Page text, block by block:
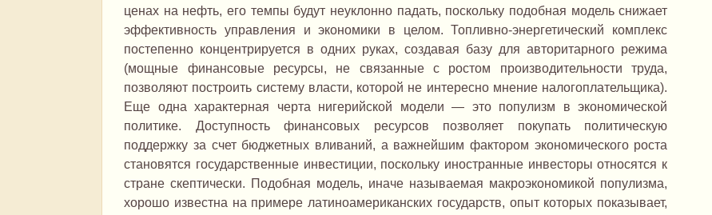
ценах на нефть, его темпы будут неуклонно падать, поскольку подобная модель снижает
эффективность управления и экономики в целом. Топливно-энергетический комплекс
постепенно концентрируется в одних руках, создавая базу для авторитарного режима
(мощные финансовые ресурсы, не связанные с ростом производительности труда,
позволяют построить систему власти, которой не интересно мнение налогоплательщика).
Еще одна характерная черта нигерийской модели — это популизм в экономической
политике. Доступность финансовых ресурсов позволяет покупать политическую
поддержку за счет бюджетных вливаний, а важнейшим фактором экономического роста
становятся государственные инвестиции, поскольку иностранные инвесторы относятся к
стране скептически. Подобная модель, иначе называемая макроэкономикой популизма,
хорошо известна на примере латиноамериканских государств, опыт которых показывает,